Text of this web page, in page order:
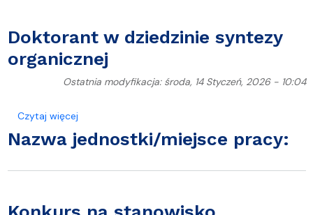
Doktorant w dziedzinie syntezy
organicznej
Ostatnia modyfikacja: środa, 14 Styczeń, 2026 - 10:04
Czytaj więcejo Doktorant w dziedzinie syntezy organicznej
Nazwa jednostki/miejsce pracy: